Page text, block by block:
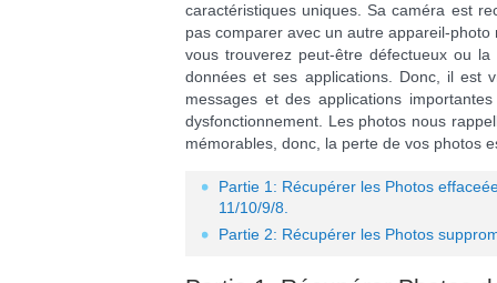
caractéristiques uniques. Sa caméra est
pas comparer avec un autre appareil-
vous trouverez peut-être défectueux ou
données et ses applications. Donc, il est
messages et des applications
dysfonctionnement. Les photos nous
mémorables, donc, la perte de vos photos
Partie 1: Récupérer les Photos
11/10/9/8.
Partie 2: Récupérer les Photos